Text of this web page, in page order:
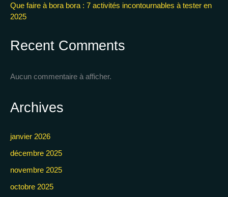
Que faire à bora bora : 7 activités incontournables à tester en
2025
Recent Comments
Aucun commentaire à afficher.
Archives
janvier 2026
décembre 2025
novembre 2025
octobre 2025